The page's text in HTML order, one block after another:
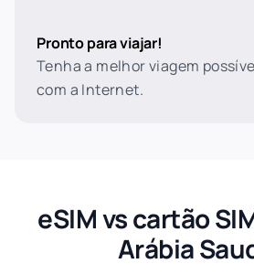
Pronto para viajar!
Tenha a melhor viagem
com a Internet.
eSIM vs cartão
Arábia